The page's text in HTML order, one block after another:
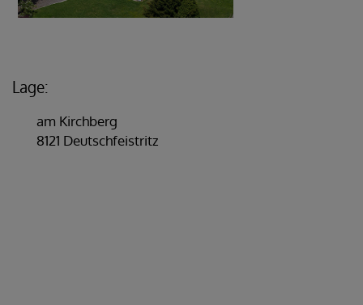
Lage:
am Kirchberg
8121 Deutschfeistritz